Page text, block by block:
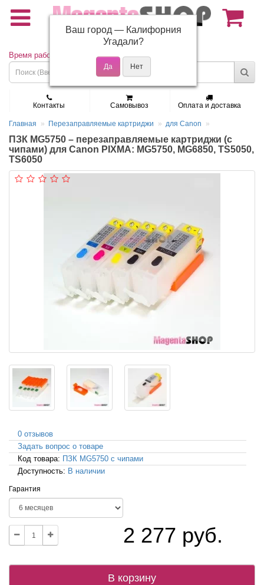
(495) 150-01-37
Время работы: Пн - Пт 9:30 - 19:00
Контакты Самовывоз Оплата и доставка
Главная Перезаправляемые картриджи для Canon
ПЗК MG5750 – перезаправляемые картриджи (с
чипами) для Canon PIXMA: MG5750, MG6850, TS5050,
TS6050
0 отзывов
Задать вопрос о товаре
Код товара: ПЗК MG5750 с чипами
Доступность: В наличии
Гарантия
2 277 руб.
В корзину
Ваш город — Калифорния
Угадали?